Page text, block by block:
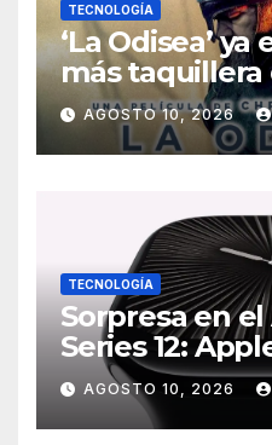
TECNOLOGÍA
‘La Odisea’
más taquillera
Christopher
números son
AGOSTO 10, 2026
TECNOLOGÍA
Sorpresa en
Series 12:
modelo
adoraban
AGOSTO 10, 2026